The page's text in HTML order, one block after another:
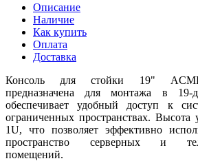
Описание
Наличие
Как купить
Оплата
Доставка
Консоль для стойки 19" ACME
предназначена для монтажа в
обеспечивает удобный доступ к
ограниченных пространствах. Высота
1U, что позволяет эффективно
пространство серверных и
помещений.